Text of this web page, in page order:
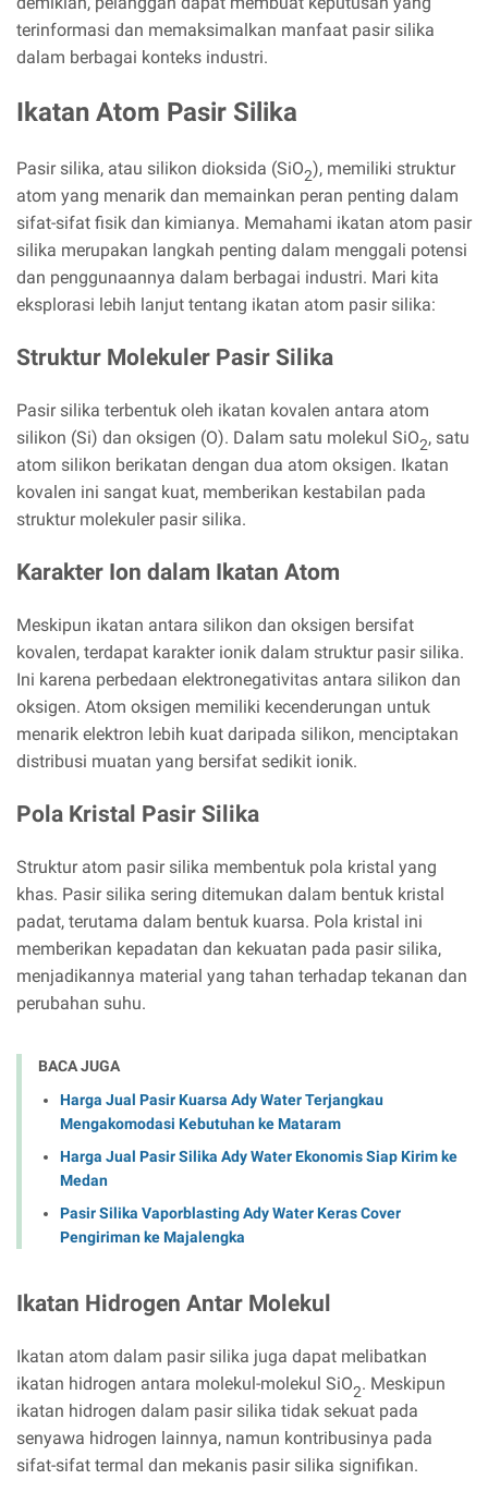
terinformasi dan memaksimalkan manfaat pasir silika
dalam berbagai konteks industri.
Ikatan Atom Pasir Silika
Pasir silika, atau silikon dioksida (SiO2), memiliki struktur
atom yang menarik dan memainkan peran penting dalam
sifat-sifat fisik dan kimianya. Memahami ikatan atom pasir
silika merupakan langkah penting dalam menggali potensi
dan penggunaannya dalam berbagai industri. Mari kita
eksplorasi lebih lanjut tentang ikatan atom pasir silika:
Struktur Molekuler Pasir Silika
Pasir silika terbentuk oleh ikatan kovalen antara atom
silikon (Si) dan oksigen (O). Dalam satu molekul SiO2, satu
atom silikon berikatan dengan dua atom oksigen. Ikatan
kovalen ini sangat kuat, memberikan kestabilan pada
struktur molekuler pasir silika.
Karakter Ion dalam Ikatan Atom
Meskipun ikatan antara silikon dan oksigen bersifat
kovalen, terdapat karakter ionik dalam struktur pasir silika.
Ini karena perbedaan elektronegativitas antara silikon dan
oksigen. Atom oksigen memiliki kecenderungan untuk
menarik elektron lebih kuat daripada silikon, menciptakan
distribusi muatan yang bersifat sedikit ionik.
Pola Kristal Pasir Silika
Struktur atom pasir silika membentuk pola kristal yang
khas. Pasir silika sering ditemukan dalam bentuk kristal
padat, terutama dalam bentuk kuarsa. Pola kristal ini
memberikan kepadatan dan kekuatan pada pasir silika,
menjadikannya material yang tahan terhadap tekanan dan
perubahan suhu.
BACA JUGA
Harga Jual Pasir Kuarsa Ady Water Terjangkau
Mengakomodasi Kebutuhan ke Mataram
Harga Jual Pasir Silika Ady Water Ekonomis Siap Kirim ke
Medan
Pasir Silika Vaporblasting Ady Water Keras Cover
Pengiriman ke Majalengka
Ikatan Hidrogen Antar Molekul
Ikatan atom dalam pasir silika juga dapat melibatkan
ikatan hidrogen antara molekul-molekul SiO2. Meskipun
ikatan hidrogen dalam pasir silika tidak sekuat pada
senyawa hidrogen lainnya, namun kontribusinya pada
sifat-sifat termal dan mekanis pasir silika signifikan.